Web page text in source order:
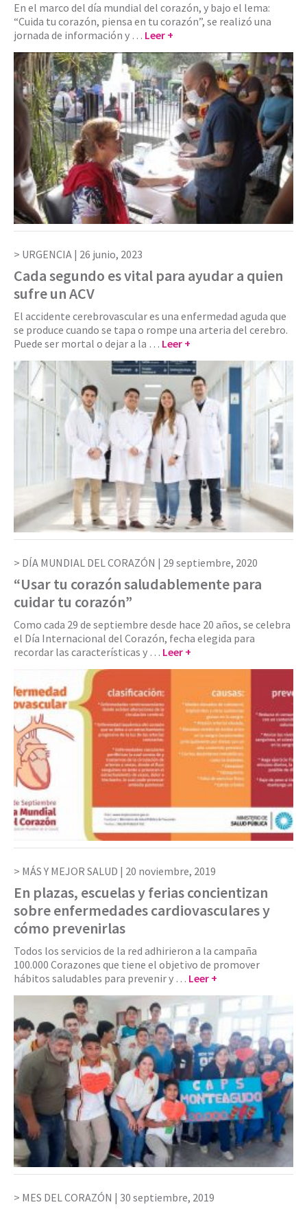
En el marco del día mundial del corazón, y bajo el lema:
“Cuida tu corazón, piensa en tu corazón”, se realizó una
jornada de información y … Leer +
URGENCIA | 26 junio, 2023
Cada segundo es vital para ayudar a quien
sufre un ACV
El accidente cerebrovascular es una enfermedad aguda que
se produce cuando se tapa o rompe una arteria del cerebro.
Puede ser mortal o dejar a la … Leer +
DÍA MUNDIAL DEL CORAZÓN | 29 septiembre, 2020
“Usar tu corazón saludablemente para
cuidar tu corazón”
Como cada 29 de septiembre desde hace 20 años, se celebra
el Día Internacional del Corazón, fecha elegida para
recordar las características y … Leer +
MÁS Y MEJOR SALUD | 20 noviembre, 2019
En plazas, escuelas y ferias concientizan
sobre enfermedades cardiovasculares y
cómo prevenirlas
Todos los servicios de la red adhirieron a la campaña
100.000 Corazones que tiene el objetivo de promover
hábitos saludables para prevenir y … Leer +
MES DEL CORAZÓN | 30 septiembre, 2019